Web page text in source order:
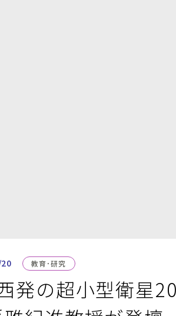
教育・研究
発の超小型衛星